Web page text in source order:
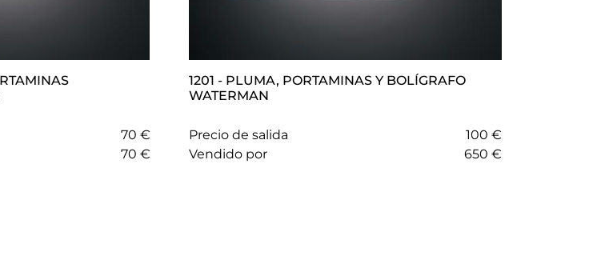
70 €
70 €
1201 - PLUMA, PORTAMINAS Y BOLÍGRAFO
WATERMAN
Precio de salida
100 €
vendido por
650 €